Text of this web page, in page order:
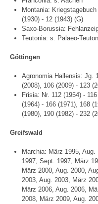
Montania:
(1930) - 12 (1943) (G)
Saxo-Borussia:
Teutonia: s. Palaeo-
Göttingen
Agronomia Hallensis: Jg.
(2008), 106 (2009) - 123
Frisia: Nr. 112 (1954) -
(1964) - 166 (1971), 168
(1980), 190 (1982) - 232
Greifswald
Marchia: März 1995,
1997, Sept. 1997, März
März 2000, Aug. 2000,
2003, Aug. 2003, März
März 2006, Aug. 2006,
2008, März 2009, Aug.